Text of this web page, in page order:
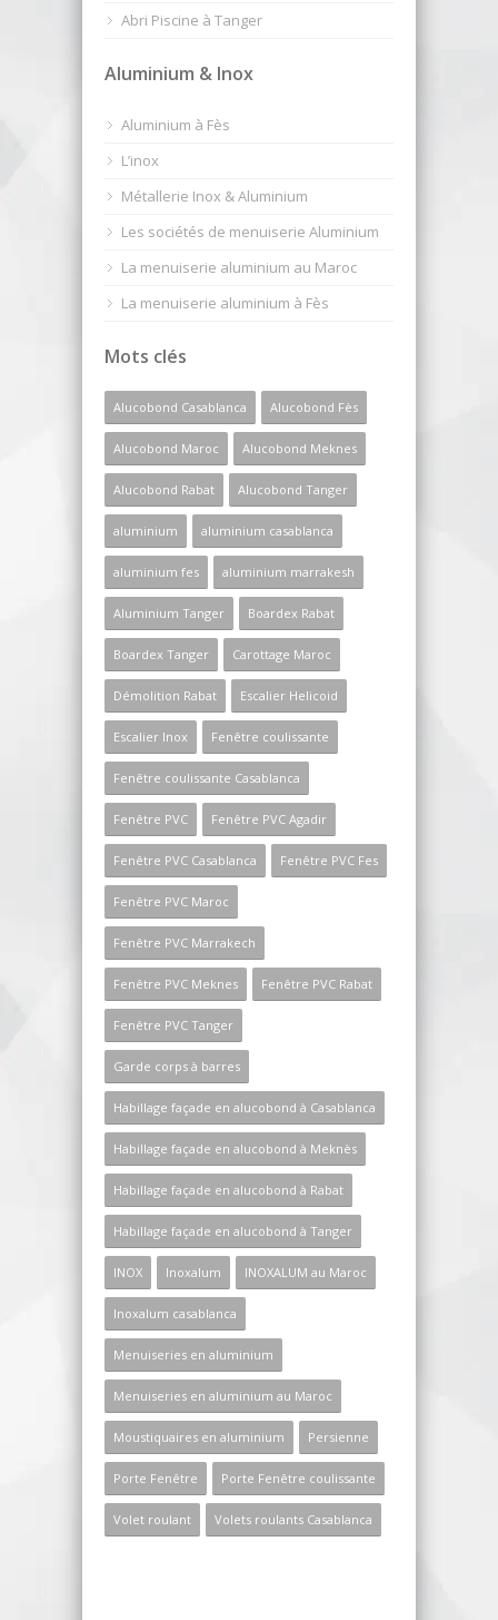
Abri Piscine à Tanger
Aluminium & Inox
Aluminium à Fès
L’inox
Métallerie Inox & Aluminium
Les sociétés de menuiserie Aluminium
La menuiserie aluminium au Maroc
La menuiserie aluminium à Fès
Mots clés
Alucobond Casablanca Alucobond Fès
Alucobond Maroc Alucobond Meknes
Alucobond Rabat Alucobond Tanger
aluminium aluminium casablanca
aluminium fes aluminium marrakesh
Aluminium Tanger Boardex Rabat
Boardex Tanger Carottage Maroc
Démolition Rabat Escalier Helicoid
Escalier Inox Fenêtre coulissante
Fenêtre coulissante Casablanca
Fenêtre PVC Fenêtre PVC Agadir
Fenêtre PVC Casablanca Fenêtre PVC Fes
Fenêtre PVC Maroc
Fenêtre PVC Marrakech
Fenêtre PVC Meknes Fenêtre PVC Rabat
Fenêtre PVC Tanger
Garde corps à barres
Habillage façade en alucobond à Casablanca
Habillage façade en alucobond à Meknès
Habillage façade en alucobond à Rabat
Habillage façade en alucobond à Tanger
INOX Inoxalum INOXALUM au Maroc
Inoxalum casablanca
Menuiseries en aluminium
Menuiseries en aluminium au Maroc
Moustiquaires en aluminium Persienne
Porte Fenêtre Porte Fenêtre coulissante
Volet roulant Volets roulants Casablanca